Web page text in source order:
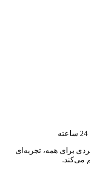
برای همه، تجربه‌ای
می‌کند.